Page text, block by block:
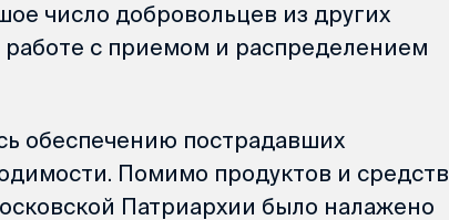
число добровольцев из других
работе с приемом и распределением
обеспечению пострадавших
Помимо продуктов и средств
Патриархии было налажено